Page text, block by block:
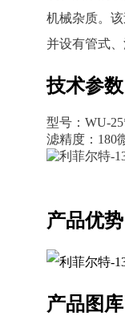
机械杂质。
并设有管式
技术参数
型号：WU-
滤精度：180
产品优势
产品图库